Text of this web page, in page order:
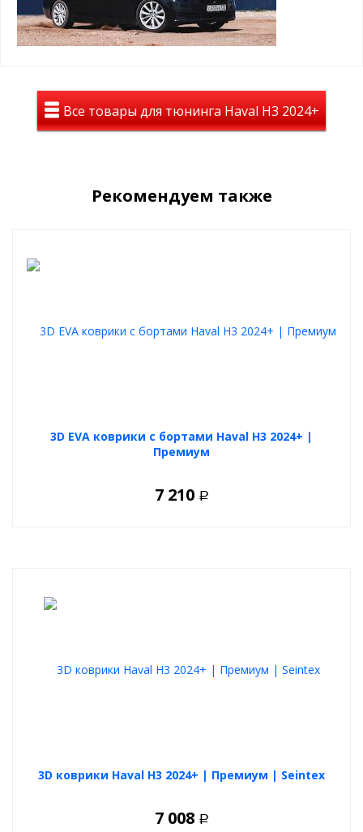
Все товары для тюнинга Haval H3 2024+
Рекомендуем также
3D EVA коврики с бортами Haval H3 2024+ |
Премиум
7 210 Р
3D коврики Haval H3 2024+ | Премиум | Seintex
7 008 Р